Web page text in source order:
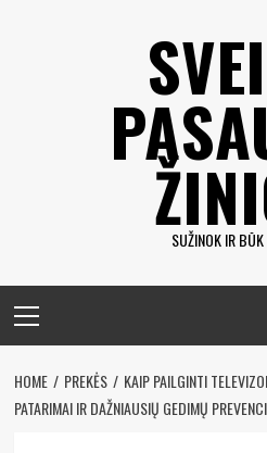
SUŽINOK IR
meniu
HOME PREKĖS
KAIP PAILGINTI
PATARIMAI IR DAŽNIAUSIŲ GEDIMŲ